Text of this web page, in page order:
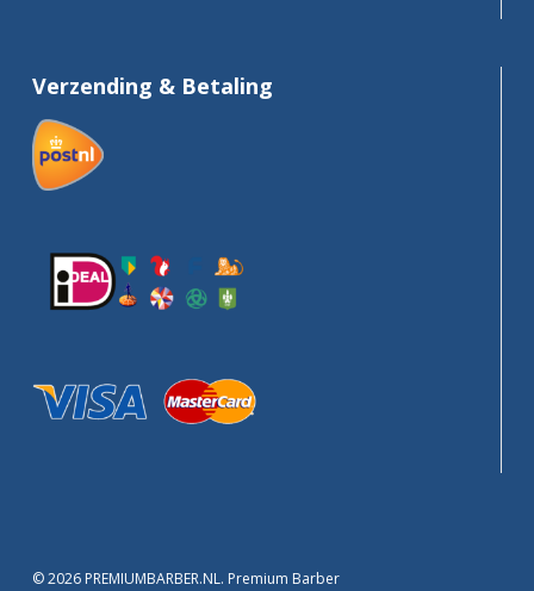
Verzending & Betaling
© 2026 PREMIUMBARBER.NL. Premium Barber